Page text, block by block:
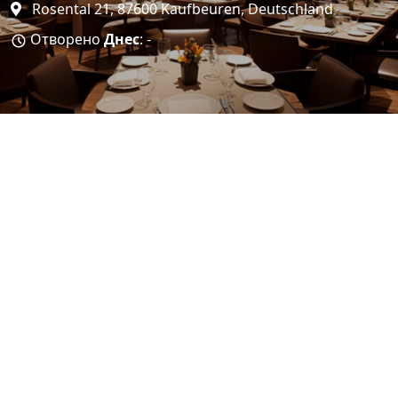
Rosental 21, 87600 Kaufbeuren, Deutschland
ОтвореноДнес: -